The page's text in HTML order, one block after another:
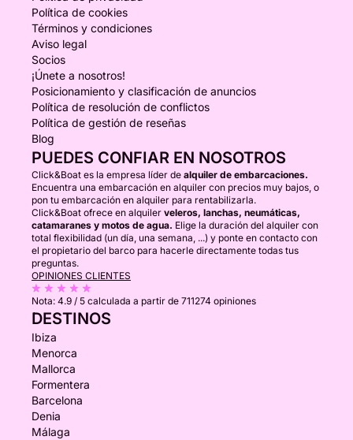
Política de cookies
Términos y condiciones
Aviso legal
Socios
¡Únete a nosotros!
Posicionamiento y clasificación de anuncios
Política de resolución de conflictos
Política de gestión de reseñas
Blog
PUEDES CONFIAR EN NOSOTROS
Click&Boat es la empresa líder de alquiler de embarcaciones.
Encuentra una embarcación en alquiler con precios muy bajos, o
pon tu embarcación en alquiler para rentabilizarla.
Click&Boat ofrece en alquiler veleros, lanchas, neumáticas,
catamaranes y motos de agua. Elige la duración del alquiler con
total flexibilidad (un día, una semana, ...) y ponte en contacto con
el propietario del barco para hacerle directamente todas tus
preguntas.
OPINIONES CLIENTES
Nota: 4.9 / 5 calculada a partir de 711274 opiniones
DESTINOS
Ibiza
Menorca
Mallorca
Formentera
Barcelona
Denia
Málaga